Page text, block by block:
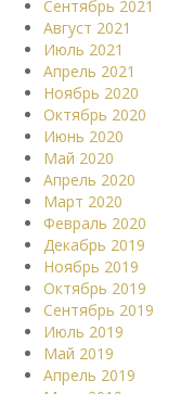
Сентябрь 2021
Август 2021
Июль 2021
Апрель 2021
Ноябрь 2020
Октябрь 2020
Июнь 2020
Май 2020
Апрель 2020
Март 2020
Февраль 2020
Декабрь 2019
Ноябрь 2019
Октябрь 2019
Сентябрь 2019
Июль 2019
Май 2019
Апрель 2019